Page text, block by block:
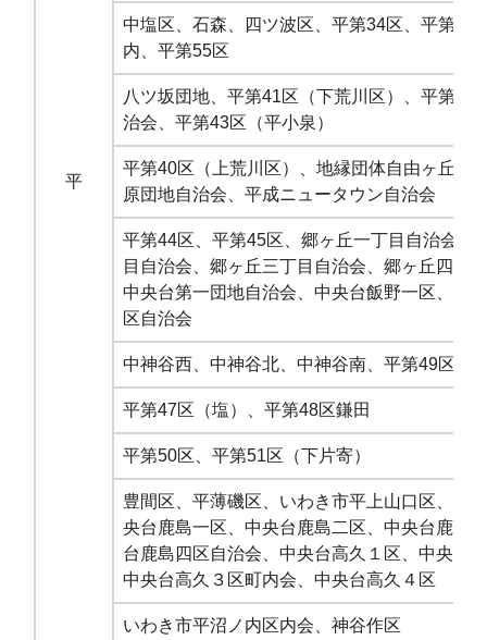
平
中塩区、石森、四ツ波区、平第34区、平第
内、平第55区
八ツ坂団地、平第41区（下荒川区）、平第
治会、平第43区（平小泉）
平第40区（上荒川区）、地縁団体自由ヶ丘区
原団地自治会、平成ニュータウン自治会
平第44区、平第45区、郷ヶ丘一丁目自治会、
目自治会、郷ヶ丘三丁目自治会、郷ヶ丘四丁
中央台第一団地自治会、中央台飯野一区、中
区自治会
中神谷西、中神谷北、中神谷南、平第49区上
平第47区（塩）、平第48区鎌田
平第50区、平第51区（下片寄）
豊間区、平薄磯区、いわき市平上山口区、下
央台鹿島一区、中央台鹿島二区、中央台鹿島
台鹿島四区自治会、中央台高久１区、中央台
中央台高久３区町内会、中央台高久４区
いわき市平沼ノ内区内会、神谷作区